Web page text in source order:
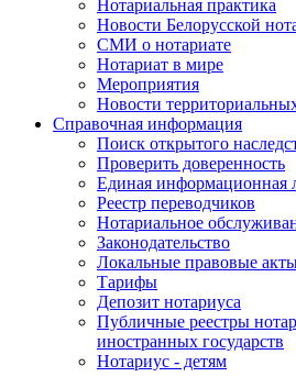
Нотариальная практика
Новости Белорусской
СМИ о нотариате
Нотариат в мире
Мероприятия
Новости
Справочная информация
Поиск открытого
Проверить доверенность
Единая информационная
Реестр переводчиков
Нотариальное
Законодательство
Локальные правовые
Тарифы
Депозит нотариуса
Публичные реестры
иностранных государств
Нотариус - детям